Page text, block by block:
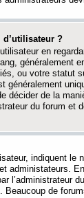
?
en
généralement
ou votre statut
généralement
décider de la
du forum et
indiquent le
administateurs.
l’administrateur
de